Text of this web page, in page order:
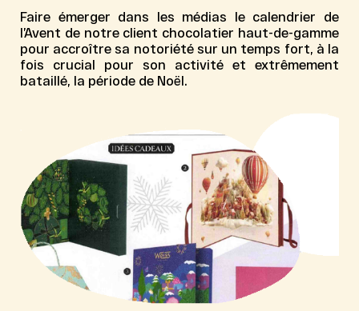
Faire émerger dans les médias le calendrier de
l’Avent de notre client chocolatier haut-de-gamme
pour accroître sa notoriété sur un temps fort, à la
fois crucial pour son activité et extrêmement
bataillé, la période de Noël.